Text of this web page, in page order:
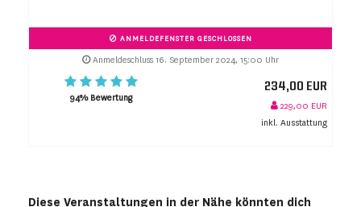
ANMELDEFENSTER GESCHLOSSEN
Anmeldeschluss 16. September 2024, 15:00 Uhr
94% Bewertung
234,00 EUR
229,00 EUR
inkl. Ausstattung
Diese Veranstaltungen in der Nähe könnten dich